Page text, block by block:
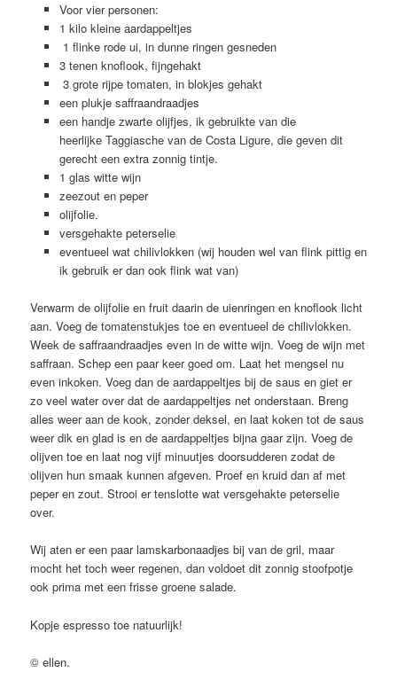
Voor vier personen:
1 kilo kleine aardappeltjes
1 flinke rode ui, in dunne ringen gesneden
3 tenen knoflook, fijngehakt
3 grote rijpe tomaten, in blokjes gehakt
een plukje saffraandraadjes
een handje zwarte olijfjes, ik gebruikte van die
heerlijke Taggiasche van de Costa Ligure, die geven dit
gerecht een extra zonnig tintje.
1 glas witte wijn
zeezout en peper
olijfolie.
versgehakte peterselie
eventueel wat chilivlokken (wij houden wel van flink pittig en
ik gebruik er dan ook flink wat van)
Verwarm de olijfolie en fruit daarin de uienringen en knoflook licht
aan. Voeg de tomatenstukjes toe en eventueel de chilivlokken.
Week de saffraandraadjes even in de witte wijn. Voeg de wijn met
saffraan. Schep een paar keer goed om. Laat het mengsel nu
even inkoken. Voeg dan de aardappeltjes bij de saus en giet er
zo veel water over dat de aardappeltjes net onderstaan. Breng
alles weer aan de kook, zonder deksel, en laat koken tot de saus
weer dik en glad is en de aardappeltjes bijna gaar zijn. Voeg de
olijven toe en laat nog vijf minuutjes doorsudderen zodat de
olijven hun smaak kunnen afgeven. Proef en kruid dan af met
peper en zout. Strooi er tenslotte wat versgehakte peterselie
over.
Wij aten er een paar lamskarbonaadjes bij van de gril, maar
mocht het toch weer regenen, dan voldoet dit zonnig stoofpotje
ook prima met een frisse groene salade.
Kopje espresso toe natuurlijk!
© ellen.